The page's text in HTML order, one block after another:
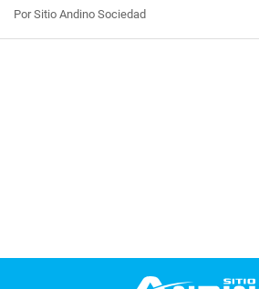
Por Sitio Andino Sociedad